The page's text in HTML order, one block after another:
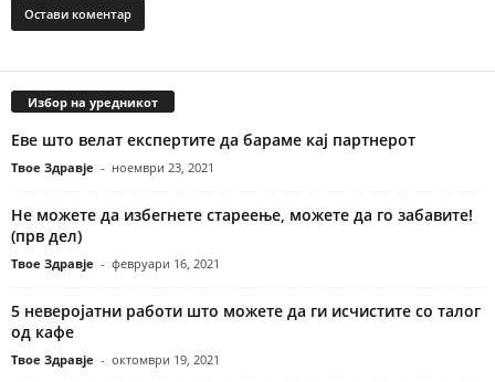
Избор на уредникот
Еве што велат експертите да бараме кај партнерот
Твое Здравје - ноември 23, 2021
Не можете да избегнете стареење, можете да го забавите!
(прв дел)
Твое Здравје - февруари 16, 2021
5 неверојатни работи што можете да ги исчистите со талог
од кафе
Твое Здравје - октомври 19, 2021